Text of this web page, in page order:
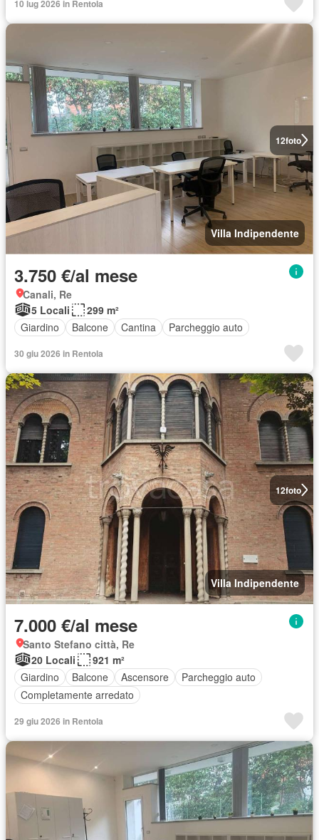
10 lug 2026 in Rentola
12foto
Villa Indipendente
3.750 €/al mese
Canali, Re
5 Locali
299 m²
Giardino
Balcone Cantina Parcheggio auto
30 giu 2026 in Rentola
12foto
Villa Indipendente
7.000 €/al mese
Santo Stefano città, Re
20 Locali
921 m²
Giardino
Balcone Ascensore
Parcheggio auto
Completamente arredato
29 giu 2026 in Rentola